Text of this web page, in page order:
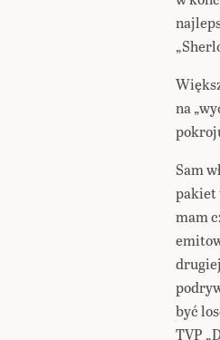
na
Sam
pakiet
mam
być
TVP